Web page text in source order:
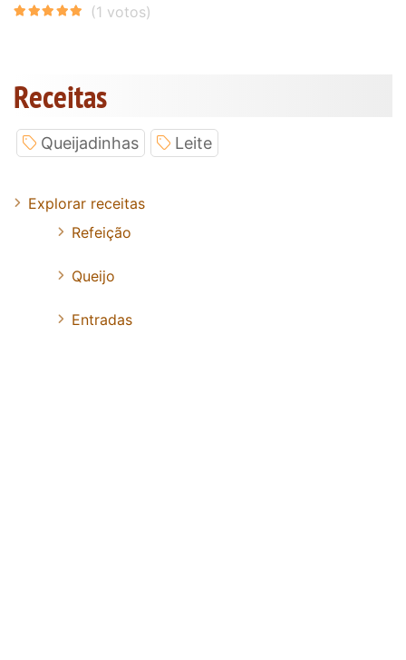
Receitas
Queijadinhas Leite
Explorar receitas
Refeição
Queijo
Entradas